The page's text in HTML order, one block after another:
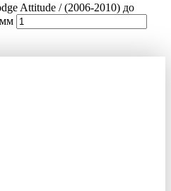
Attitude / (2006-2010) до